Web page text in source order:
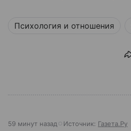
Психология и отношения
59 минут назад Источник: Газета.Ру